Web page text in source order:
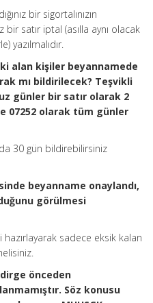
bir sigortalınızın
bir satır iptal (asılla aynı olacak
yazılmalıdır.
alan kişiler beyannamede
mı bildirilecek? Teşvikli
günler bir satır olarak 2
07252 olarak tüm günler
30 gün bildirebilirsiniz
beyanname onaylandı,
görülmesi
sadece eksik kalan
önceden
Söz konusu